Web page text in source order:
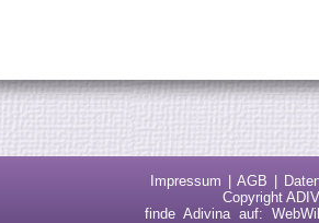
Impressum AGB
Copyright
finde Adivina auf: